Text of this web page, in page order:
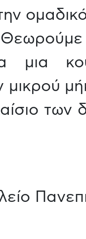
μια
των